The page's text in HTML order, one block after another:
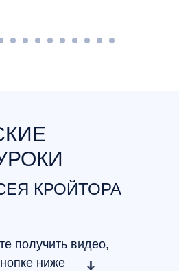
КРОЙТОРА
получить видео,
ниже